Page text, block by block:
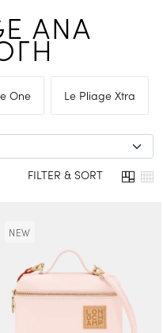
ΑΝΑ
One Le Pliage Xtra
FILTER & SORT
NEW